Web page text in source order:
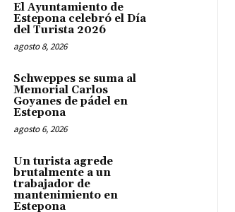
El Ayuntamiento de
Estepona celebró el Día
del Turista 2026
agosto 8, 2026
Schweppes se suma al
Memorial Carlos
Goyanes de pádel en
Estepona
agosto 6, 2026
Un turista agrede
brutalmente a un
trabajador de
mantenimiento en
Estepona